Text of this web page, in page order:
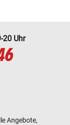
20 Uhr
Angebote,